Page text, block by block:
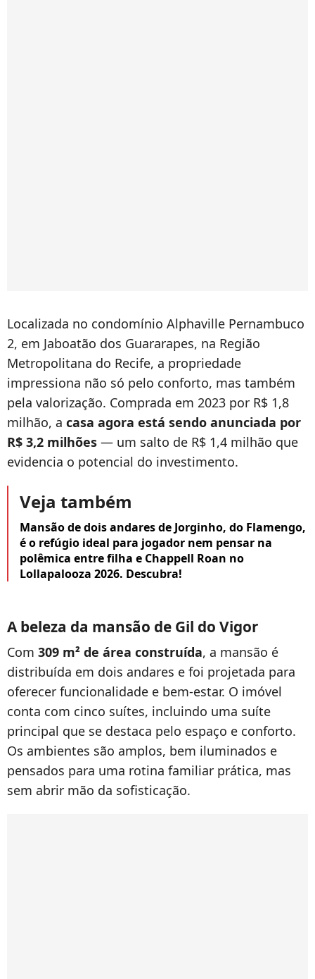
Localizada no condomínio Alphaville Pernambuco
2, em Jaboatão dos Guararapes, na Região
Metropolitana do Recife, a propriedade
impressiona não só pelo conforto, mas também
pela valorização. Comprada em 2023 por R$ 1,8
milhão, a casa agora está sendo anunciada por
R$ 3,2 milhões — um salto de R$ 1,4 milhão que
evidencia o potencial do investimento.
Veja também
Mansão de dois andares de Jorginho, do Flamengo,
é o refúgio ideal para jogador nem pensar na
polêmica entre filha e Chappell Roan no
Lollapalooza 2026. Descubra!
A beleza da mansão de Gil do Vigor
Com 309 m² de área construída, a mansão é
distribuída em dois andares e foi projetada para
oferecer funcionalidade e bem-estar. O imóvel
conta com cinco suítes, incluindo uma suíte
principal que se destaca pelo espaço e conforto.
Os ambientes são amplos, bem iluminados e
pensados para uma rotina familiar prática, mas
sem abrir mão da sofisticação.